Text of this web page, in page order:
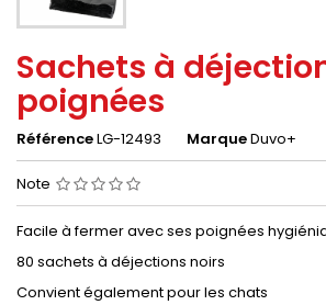
Sachets à
poignées
RéférenceLG-12493 MarqueDuvo+
Note
Facile à fermer avec ses poignées
80 sachets à déjections noirs
Convient également pour les chats